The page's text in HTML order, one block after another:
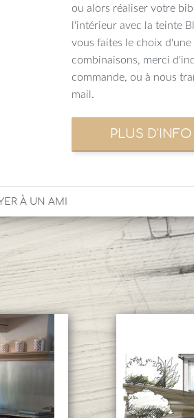
ou alors réaliser votre
l'intérieur avec la teinte
vous faites le choix
combinaisons, merci
commande, ou à nous
mail.
À UN AMI